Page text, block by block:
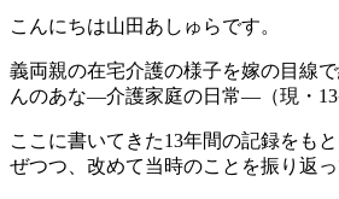
こんにちは山田あしゅらです。
義両親の在宅介護の様子を嫁の目線
んのあな―介護家庭の日常―（現・13
ここに書いてきた13年間の記録をも
ぜつつ、改めて当時のことを振り返っ